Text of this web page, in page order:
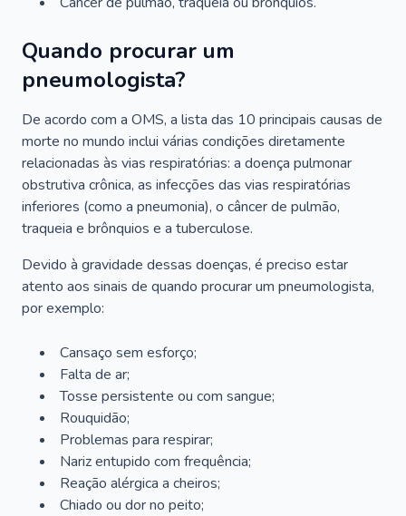
Quando procurar um
pneumologista?
De acordo com a OMS, a lista das 10 principais causas de
morte no mundo inclui várias condições diretamente
relacionadas às vias respiratórias: a doença pulmonar
obstrutiva crônica, as infecções das vias respiratórias
inferiores (como a pneumonia), o câncer de pulmão,
traqueia e brônquios e a tuberculose.
Devido à gravidade dessas doenças, é preciso estar
atento aos sinais de quando procurar um pneumologista,
por exemplo:
Cansaço sem esforço;
Falta de ar;
Tosse persistente ou com sangue;
Rouquidão;
Problemas para respirar;
Nariz entupido com frequência;
Reação alérgica a cheiros;
Chiado ou dor no peito;